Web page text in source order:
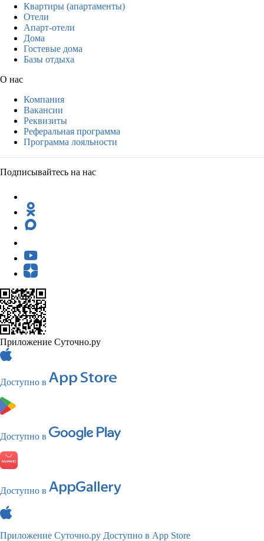
Квартиры (апартаменты)
Отели
Апарт-отели
Дома
Гостевые дома
Базы отдыха
О нас
Компания
Вакансии
Реквизиты
Реферальная программа
Программа лояльности
Подписывайтесь на нас
Приложение Суточно.ру
Доступно в
Доступно в
Доступно в
Приложение Суточно.ру Доступно в App Store